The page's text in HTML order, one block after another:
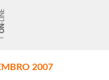
2007